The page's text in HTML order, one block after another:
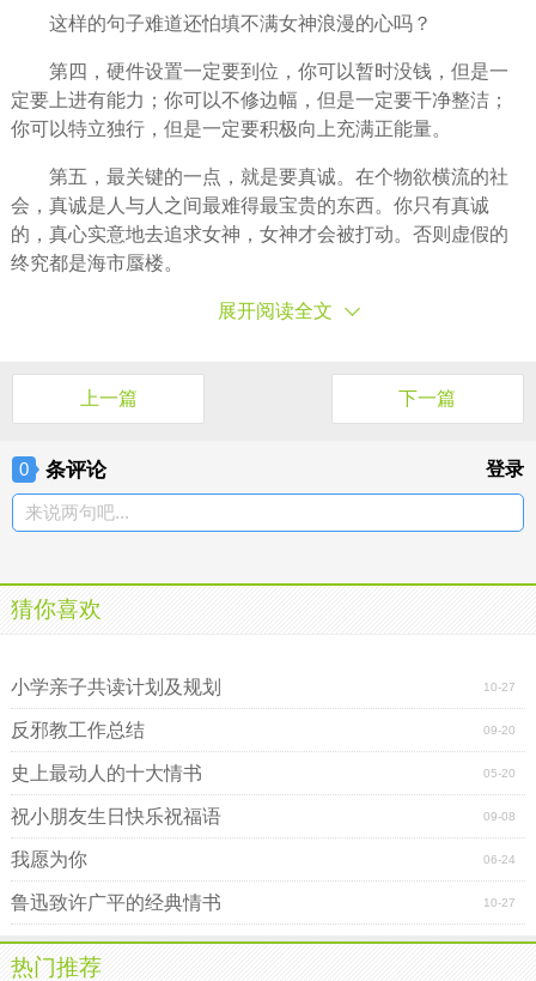
这样的句子难道还怕填不满女神浪漫的心吗？
第四，硬件设置一定要到位，你可以暂时没钱，但是一
定要上进有能力；你可以不修边幅，但是一定要干净整洁；
你可以特立独行，但是一定要积极向上充满正能量。
第五，最关键的一点，就是要真诚。在个物欲横流的社
会，真诚是人与人之间最难得最宝贵的东西。你只有真诚
的，真心实意地去追求女神，女神才会被打动。否则虚假的
终究都是海市蜃楼。
展开阅读全文
上一篇 下一篇
0 条评论 登录
来说两句吧...
猜你喜欢
10-27
小学亲子共读计划及规划
09-20
反邪教工作总结
05-20
史上最动人的十大情书
09-08
祝小朋友生日快乐祝福语
06-24
我愿为你
10-27
鲁迅致许广平的经典情书
热门推荐